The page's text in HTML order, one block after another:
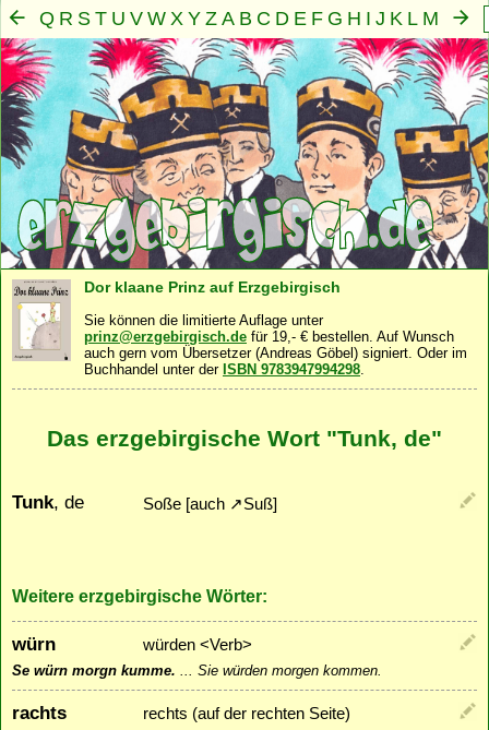
Q R S T U V W X Y Z A B C D E F G H I J K L M
N O P
Mensch·Seele·Geist ·Familie ·Gemeinschaft·
Dor klaane Prinz auf Erzgebirgisch
Sie können die limitierte Auflage unter
prinz@erzgebirgisch.de für 19,- € bestellen. Auf Wunsch
auch gern vom Übersetzer (Andreas Göbel) signiert. Oder im
Buchhandel unter der ISBN 9783947994298.
Das erzgebirgische Wort "Tunk, de"
Tunk, de Soße [auch ↗Suß]
Weitere erzgebirgische Wörter:
würn würden <Verb>
Se würn morgn kumme. ... Sie würden morgen kommen.
rachts rechts (auf der rechten Seite)